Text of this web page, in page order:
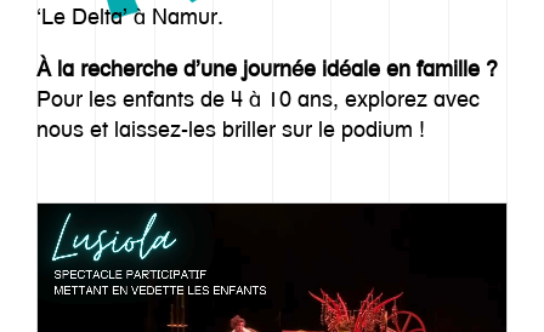
‘Le Delta’ à Namur.
À la recherche d’une journée idéale en famille ?
Pour les enfants de 4 à 10 ans, explorez avec
nous et laissez-les briller sur le podium !